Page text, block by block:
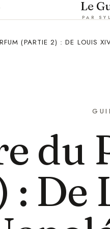
Le
PAR
(PARTIE 2) : DE LOUIS
du
: De